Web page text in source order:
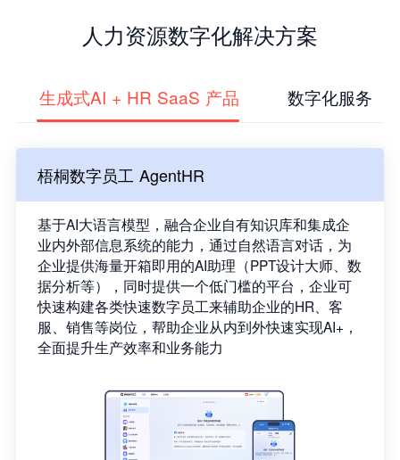
人力资源数字化解决方案
生成式AI + HR SaaS 产品 数字化服务
梧桐数字员工 AgentHR
基于AI大语言模型，融合企业自有知识库和集成企
业内外部信息系统的能力，通过自然语言对话，为
企业提供海量开箱即用的AI助理（PPT设计大师、数
据分析等），同时提供一个低门槛的平台，企业可
快速构建各类快速数字员工来辅助企业的HR、客
服、销售等岗位，帮助企业从内到外快速实现AI+，
全面提升生产效率和业务能力